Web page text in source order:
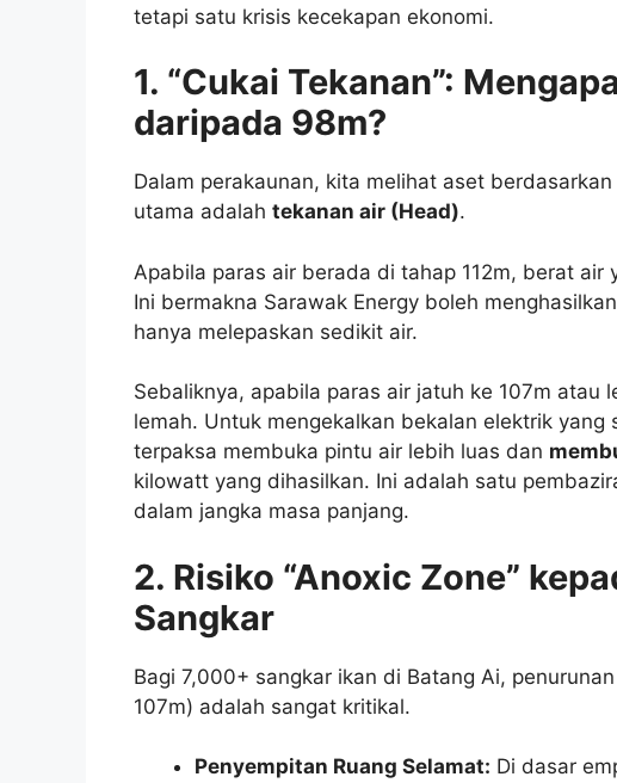
tetapi satu krisis kecekapan ekonomi.
1. “Cukai Tekanan”:
daripada 98m?
Dalam perakaunan, kita melihat aset
utama adalah tekanan air (Head).
Apabila paras air berada di tahap 112m, berat
Ini bermakna Sarawak Energy boleh
hanya melepaskan sedikit air.
Sebaliknya, apabila paras air jatuh ke 107m atau
lemah. Untuk mengekalkan bekalan elektrik
terpaksa membuka pintu air lebih luas dan
kilowatt yang dihasilkan. Ini adalah satu
dalam jangka masa panjang.
2. Risiko “Anoxic Zone”
Sangkar
Bagi 7,000+ sangkar ikan di Batang Ai,
107m) adalah sangat kritikal.
Penyempitan Ruang Selamat: Di dasar